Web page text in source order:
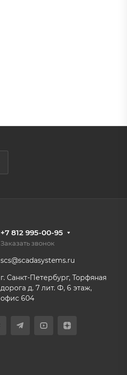
+7 812 995-00-95
Заказать звонок
scs@scadasystems.ru
г. Санкт-Петербург, Торфяная
дорога д. 7 лит. Ф, 6 этаж,
офис 604